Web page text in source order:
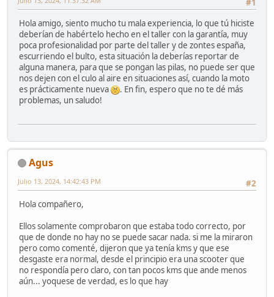
#1
Hola amigo, siento mucho tu mala experiencia, lo que tú hiciste
deberían de habértelo hecho en el taller con la garantía, muy
poca profesionalidad por parte del taller y de zontes españa,
escurriendo el bulto, esta situación la deberías reportar de
alguna manera, para que se pongan las pilas, no puede ser que
nos dejen con el culo al aire en situaciones así, cuando la moto
es prácticamente nueva
. En fin, espero que no te dé más
problemas, un saludo!
Agus
#2
Julio 13, 2024, 14:42:43 PM
Hola compañero,
Ellos solamente comprobaron que estaba todo correcto, por
que de donde no hay no se puede sacar nada. si me la miraron
pero como comenté, dijeron que ya tenía kms y que ese
desgaste era normal, desde el principio era una scooter que
no respondía pero claro, con tan pocos kms que ande menos
aún... yoquese de verdad, es lo que hay